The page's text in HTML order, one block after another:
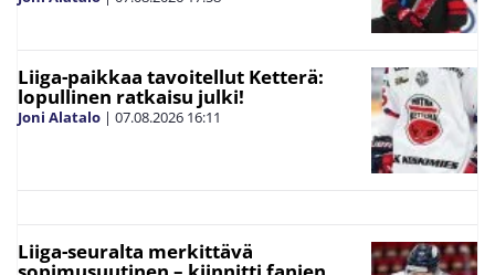
Liiga-paikkaa tavoitellut Ketterä:
lopullinen ratkaisu julki!
Joni Alatalo | 07.08.2026 16:11
Liiga-seuralta merkittävä